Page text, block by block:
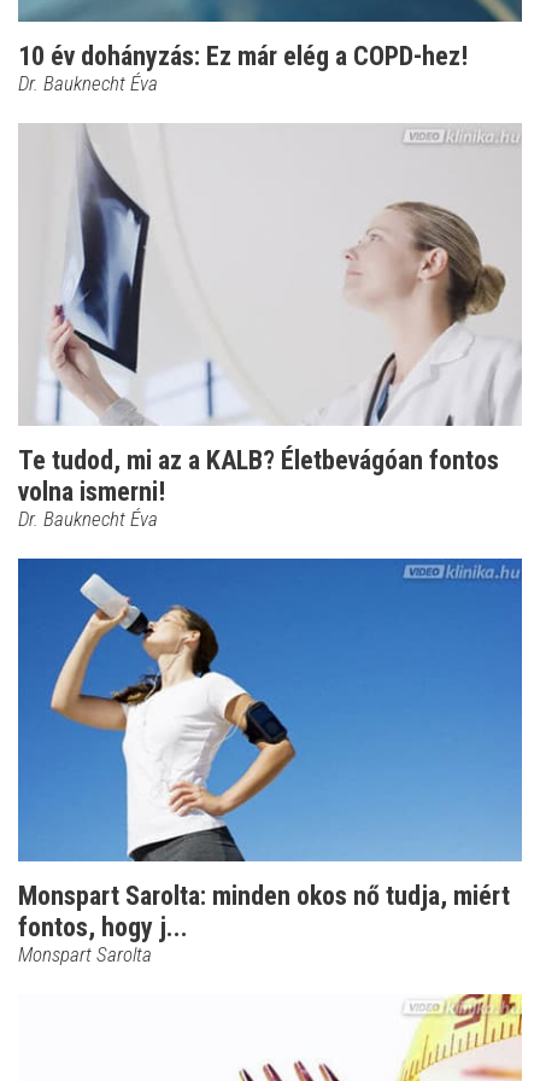
10 év dohányzás: Ez már elég a COPD-hez!
Dr. Bauknecht Éva
Te tudod, mi az a KALB? Életbevágóan fontos
volna ismerni!
Dr. Bauknecht Éva
Monspart Sarolta: minden okos nő tudja, miért
fontos, hogy j...
Monspart Sarolta